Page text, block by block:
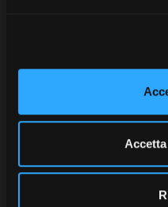
Figli perduti